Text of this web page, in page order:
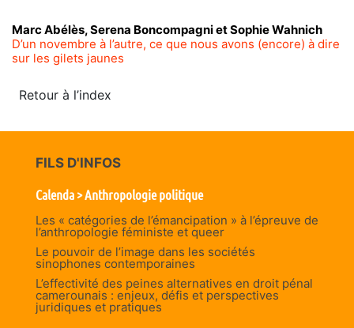
MarcAbélès,Serena BoncompagnietSophieWahnich
D’un novembre à l’autre, ce que nous avons (encore) à dire
sur les gilets jaunes
Retour à l’index
FILS D'INFOS
Calenda > Anthropologie politique
Les « catégories de l’émancipation » à l’épreuve de
l’anthropologie féministe et queer
Le pouvoir de l’image dans les sociétés
sinophones contemporaines
L’effectivité des peines alternatives en droit pénal
camerounais : enjeux, défis et perspectives
juridiques et pratiques